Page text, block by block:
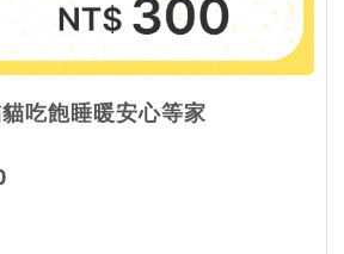
吃飽睡暖安心等家